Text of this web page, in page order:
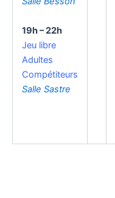
19h – 22h
Jeu libre
Adultes
Compétiteurs
Salle Sastre